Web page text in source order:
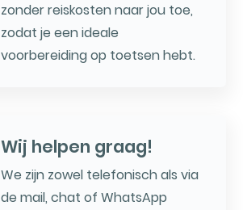
zonder reiskosten naar jou toe,
zodat je een ideale
voorbereiding op toetsen hebt.
Wij helpen graag!
We zijn zowel telefonisch als via
de mail, chat of WhatsApp